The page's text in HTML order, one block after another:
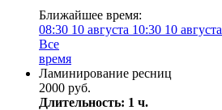
Ближайшее время:
08:30 10 августа 10:30 10 августа
Все
время
Ламинирование ресниц
2000 руб.
Длительность: 1 ч.